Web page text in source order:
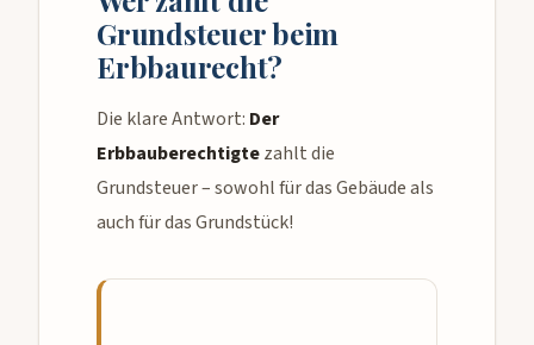
Grundsteuer beim
Erbbaurecht?
Die klare Antwort: Der
Erbbauberechtigtezahlt die
Grundsteuer – sowohl für das Gebäude als
auch für das Grundstück!